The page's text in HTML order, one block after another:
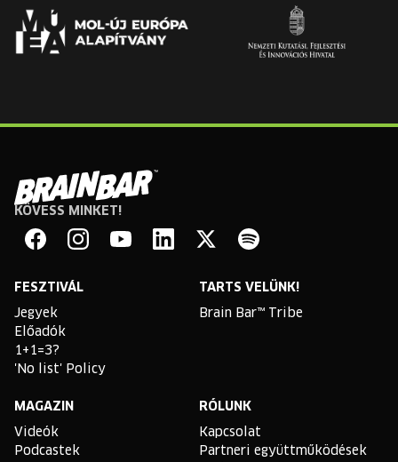
Brain
Bar
KÖVESS MINKET!
FESZTIVÁL
Jegyek
Előadók
1+1=3?
'No list' Policy
TARTS VELÜNK!
Brain Bar™ Tribe
MAGAZIN
Videók
Podcastek
RÓLUNK
Kapcsolat
Partneri együttműködések